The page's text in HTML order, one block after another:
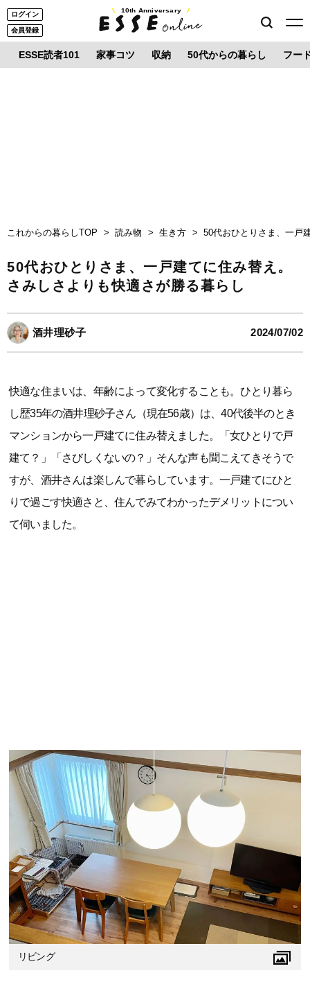
ログイン
会員登録
10th Anniversary
ESSE読者101 家事コツ 収納 50代からの暮らし フー
これからの暮らしTOP 読み物 生き方 50代おひとりさま、一戸
50代おひとりさま、一戸建てに住み替え。
さみしさよりも快適さが勝る暮らし
酒井理砂子 2024/07/02
快適な住まいは、年齢によって変化することも。ひとり暮ら
し歴35年の酒井理砂子さん（現在56歳）は、40代後半のとき
マンションから一戸建てに住み替えました。「女ひとりで戸
建て？」「さびしくないの？」そんな声も聞こえてきそうで
すが、酒井さんは楽しんで暮らしています。一戸建てにひと
りで過ごす快適さと、住んでみてわかったデメリットについ
て伺いました。
リビング